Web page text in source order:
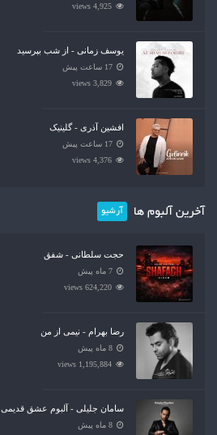
4,925 views
یوسف زمانی - از شب بپرسید
17 ساعت پیش
3,829 views
افشین آذری - گلینیک
17 ساعت پیش
4,376 views
آخرین آلبوم ها آرشیو
حجت سلطانی - شفق
7 ماه پیش
624,220 views
رضا بهرام - نیمی از من
8 ماه پیش
1,195,884 views
سامان جلیلی - آلبوم عشق قدیمی
8 ماه پیش